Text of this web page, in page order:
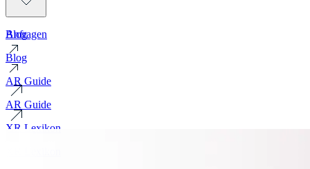
Blog
Blog
AR Guide
AR Guide
XR Lexikon
Anfragen